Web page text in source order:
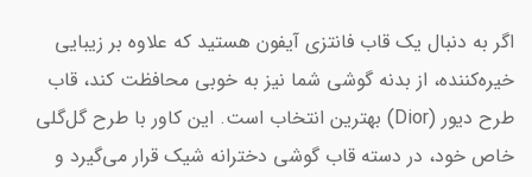
اگر به دنبال یک قاب فانتزی آیفون هستید که علاوه بر زیبایی
خیره‌کننده، از بدنه گوشی شما نیز به خوبی محافظت کند، قاب
طرح دیور (Dior) بهترین انتخاب است. این کاور با طرح گل‌گلی
خاص خود، در دسته قاب گوشی دخترانه شیک قرار می‌گیرد و